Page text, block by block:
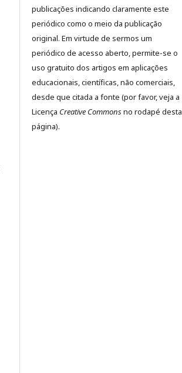
publicações indicando claramente este
periódico como o meio da publicação
original. Em virtude de sermos um
periódico de acesso aberto, permite-se o
uso gratuito dos artigos em aplicações
educacionais, científicas, não comerciais,
desde que citada a fonte (por favor, veja a
Licença Creative Commonsno rodapé desta
página).